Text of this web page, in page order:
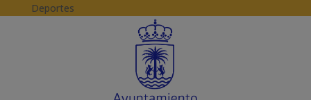
Skip to content
Deportes